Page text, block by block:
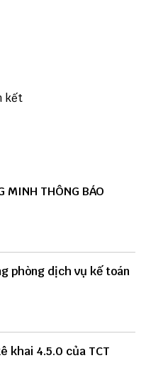
kết
MINH THÔNG BÁO
phòng dịch vụ kế toán
khai 4.5.0 của TCT